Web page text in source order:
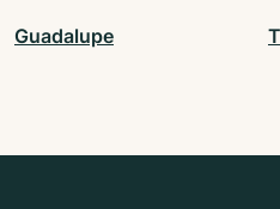
Guadalupe